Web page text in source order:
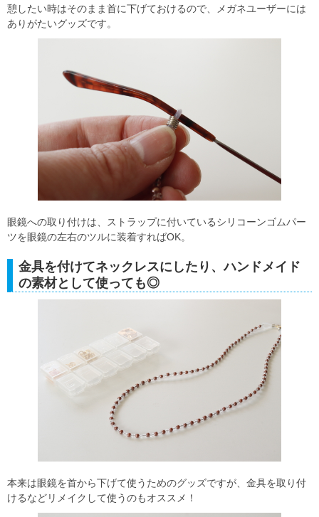
憩したい時はそのまま首に下げておけるので、メガネユーザーには
ありがたいグッズです。
眼鏡への取り付けは、ストラップに付いているシリコーンゴムパー
ツを眼鏡の左右のツルに装着すればOK。
金具を付けてネックレスにしたり、ハンドメイド
の素材として使っても◎
本来は眼鏡を首から下げて使うためのグッズですが、金具を取り付
けるなどリメイクして使うのもオススメ！